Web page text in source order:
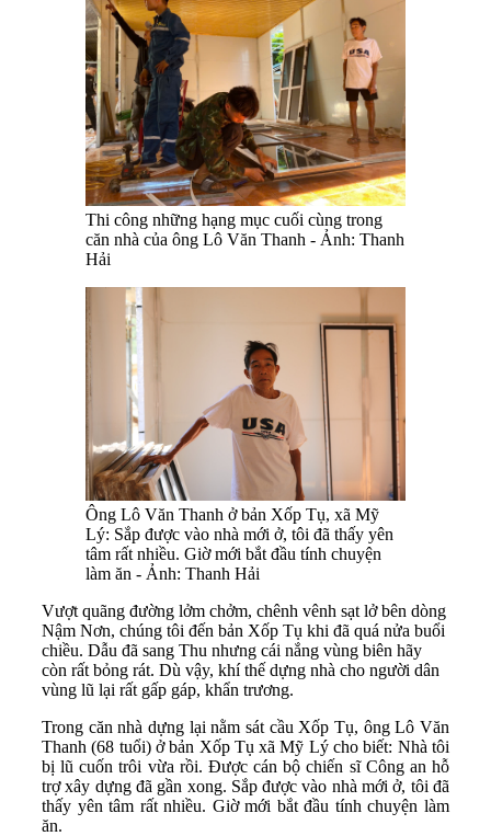
Thi công những hạng mục cuối cùng trong
căn nhà của ông Lô Văn Thanh - Ảnh: Thanh
Hải
Ông Lô Văn Thanh ở bản Xốp Tụ, xã Mỹ
Lý: Sắp được vào nhà mới ở, tôi đã thấy yên
tâm rất nhiều. Giờ mới bắt đầu tính chuyện
làm ăn - Ảnh: Thanh Hải
Vượt quãng đường lởm chởm, chênh vênh sạt lở bên dòng
Nậm Nơn, chúng tôi đến bản Xốp Tụ khi đã quá nửa buổi
chiều. Dẫu đã sang Thu nhưng cái nắng vùng biên hãy
còn rất bỏng rát. Dù vậy, khí thế dựng nhà cho người dân
vùng lũ lại rất gấp gáp, khẩn trương.
Trong căn nhà dựng lại nằm sát cầu Xốp Tụ, ông Lô Văn
Thanh (68 tuổi) ở bản Xốp Tụ xã Mỹ Lý cho biết: Nhà tôi
bị lũ cuốn trôi vừa rồi. Được cán bộ chiến sĩ Công an hỗ
trợ xây dựng đã gần xong. Sắp được vào nhà mới ở, tôi đã
thấy yên tâm rất nhiều. Giờ mới bắt đầu tính chuyện làm
ăn.